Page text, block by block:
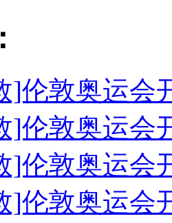
]伦敦奥运会
]伦敦奥运会
]伦敦奥运会
]伦敦奥运会